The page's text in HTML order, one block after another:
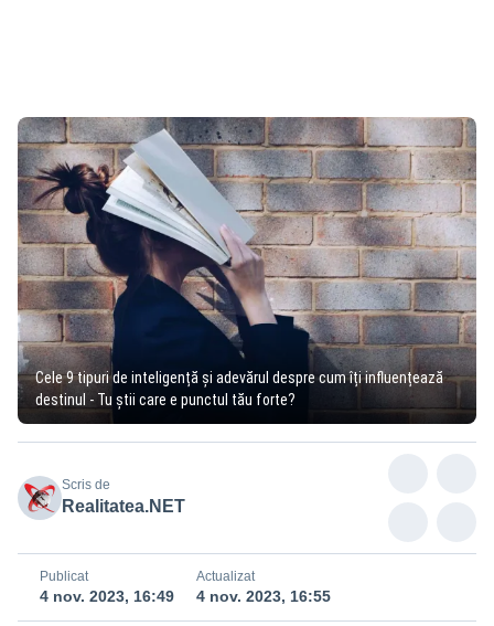
Cele 9 tipuri de inteligență și adevărul despre cum îți influențează
destinul - Tu știi care e punctul tău forte?
Scris de
Realitatea.NET
Publicat
4 nov. 2023, 16:49
Actualizat
4 nov. 2023, 16:55